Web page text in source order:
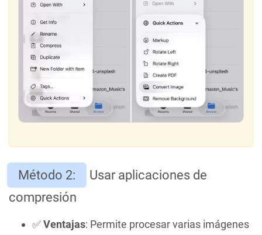
Método 2:
Usar aplicaciones de
compresión
✅Ventajas: Permite procesar varias imágenes